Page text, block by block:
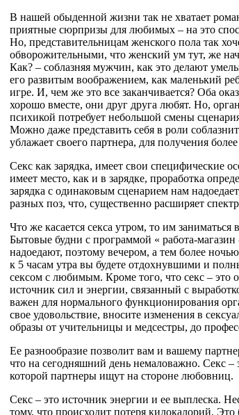
В нашей обыденной жизни так не хватает
приятные сюрпризы для любимых – на это
Но, представительницам женского пола так
обворожительными, что женский ум тут, же
Как? – соблазняя мужчин, как это делают
его развитым воображением, как маленький
игре. И, чем же это все заканчивается? Оба
хорошо вместе, они друг друга любят. Но,
психикой потребует небольшой смены
Можно даже представить себя в роли
ублажает своего партнера, для получения
Секс как зарядка, имеет свои специфические
имеет место, как и в зарядке, проработка
зарядка с одинаковым сценарием нам
разных поз, что, существенно расширяет
Что же касается секса утром, то им
Бытовые будни с программой « работа-
надоедают, поэтому вечером, а тем более
к 5 часам утра вы будете отдохнувшими и
сексом с любимым. Кроме того, что секс – это
источник сил и энергии, связанный с
важен для нормального функционирования
свое удовольствие, вносите изменения в
образы от учительницы и медсестры, до
Ее разнообразие позволит вам и вашему
что на сегодняшний день немаловажно. Секс –
которой партнеры ищут на стороне любовниц.
Секс – это источник энергии и ее выплеска.
тому, что происходит потеря килокалорий. Это